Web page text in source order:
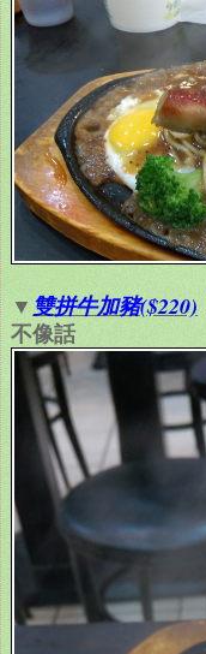
▼ 雙拼牛加豬($220)
不像話